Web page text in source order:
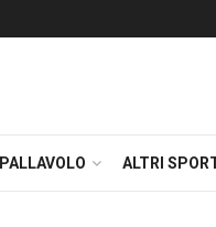
PALLAVOLO ALTRI